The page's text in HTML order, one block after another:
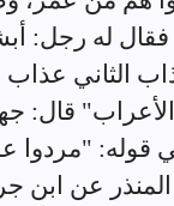
فقال له رجل:
الثاني
قال:
"مردوا
عن ابن